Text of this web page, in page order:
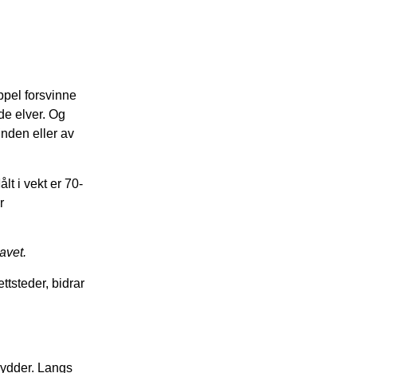
forsvinne
elver. Og
eller av
i vekt er 70-
bidrar
Langs